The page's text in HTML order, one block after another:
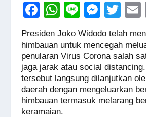
F
a
c
e
b
o
o
W
h
at
s
A
p
p
Li
n
e
M
e
ss
e
n
g
er
T
wi
tt
er
Presiden Joko Widodo telah
himbauan untuk mencegah
penularan Virus Corona salah
jaga jarak atau social
tersebut langsung dilanjutkan
daerah dengan mengeluarkan
himbauan termasuk melarang
keramaian.